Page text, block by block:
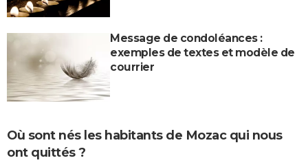
Message de condoléances :
exemples de textes et modèle de
courrier
Où sont nés les habitants de Mozac qui nous
ont quittés ?